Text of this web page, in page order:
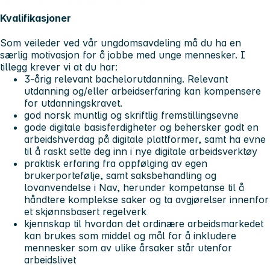
Kvalifikasjoner
Som veileder ved vår ungdomsavdeling må du ha en
særlig motivasjon for å jobbe med unge mennesker. I
tillegg krever vi at du har:
3-årig relevant bachelorutdanning. Relevant
utdanning og/eller arbeidserfaring kan kompensere
for utdanningskravet.
god norsk muntlig og skriftlig fremstillingsevne
gode digitale basisferdigheter og behersker godt en
arbeidshverdag på digitale plattformer, samt ha evne
til å raskt sette deg inn i nye digitale arbeidsverktøy
praktisk erfaring fra oppfølging av egen
brukerportefølje, samt saksbehandling og
lovanvendelse i Nav, herunder kompetanse til å
håndtere komplekse saker og ta avgjørelser innenfor
et skjønnsbasert regelverk
kjennskap til hvordan det ordinære arbeidsmarkedet
kan brukes som middel og mål for å inkludere
mennesker som av ulike årsaker står utenfor
arbeidslivet